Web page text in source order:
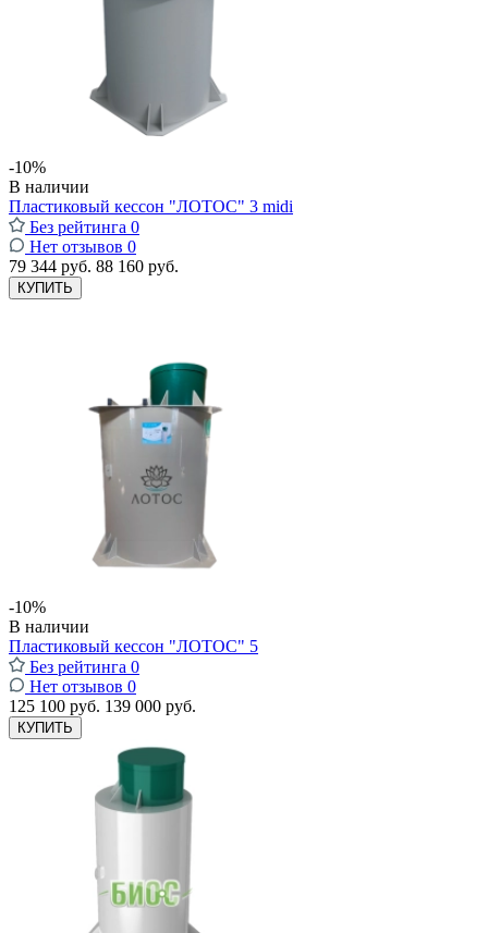
-10%
В наличии
Пластиковый кессон "ЛОТОС" 3 midi
Без рейтинга 0
Нет отзывов 0
79 344 руб. 88 160 руб.
КУПИТЬ
-10%
В наличии
Пластиковый кессон "ЛОТОС" 5
Без рейтинга 0
Нет отзывов 0
125 100 руб. 139 000 руб.
КУПИТЬ